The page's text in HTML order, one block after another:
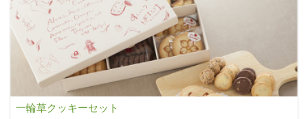
一輪草クッキーセット